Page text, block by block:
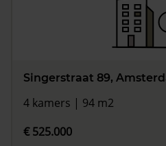
Singerstraat 89,
4 kamers | 94 m2
€ 525.000